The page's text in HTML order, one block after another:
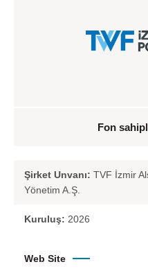
Fon
Şirket Unvanı: TVF İzmir
Yönetim A.Ş.
Kuruluş: 2026
Web Site